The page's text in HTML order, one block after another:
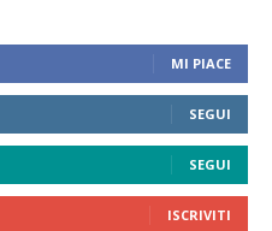
MI PIACE
SEGUI
SEGUI
ISCRIVITI